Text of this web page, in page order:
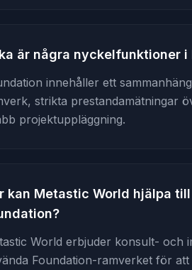
är några nyckelfunktioner i
innehåller ett
strikta prestandamätningar
projektuppläggning.
kan Metastic World hjälpa
World erbjuder konsult- och
Foundation-ramverket för